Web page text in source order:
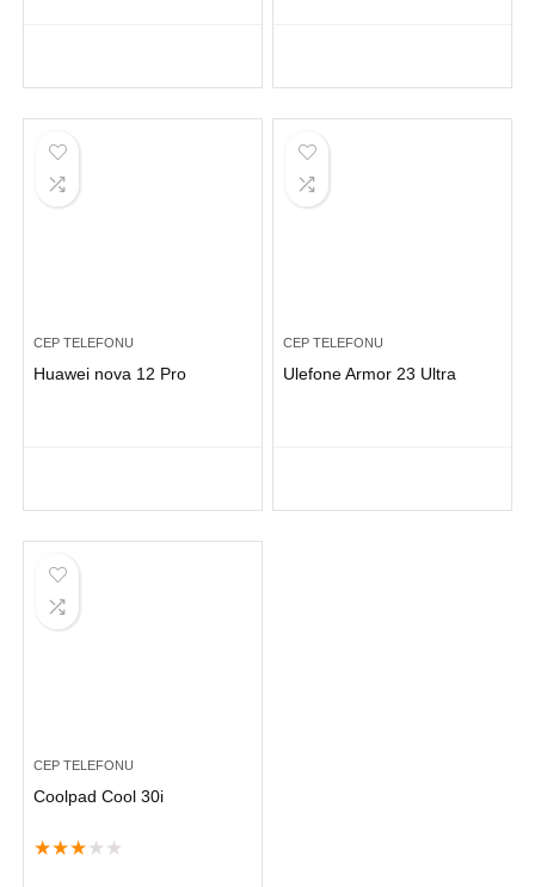
CEP TELEFONU
Huawei nova 12 Pro
CEP TELEFONU
Ulefone Armor 23 Ultra
CEP TELEFONU
Coolpad Cool 30i
★★★ ★ ★